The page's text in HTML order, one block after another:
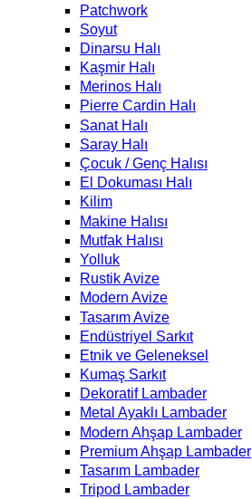
Patchwork
Soyut
Dinarsu Halı
Kaşmir Halı
Merinos Halı
Pierre Cardin Halı
Sanat Halı
Saray Halı
Çocuk / Genç Halısı
El Dokuması Halı
Kilim
Makine Halısı
Mutfak Halısı
Yolluk
Rustik Avize
Modern Avize
Tasarım Avize
Endüstriyel Sarkıt
Etnik ve Geleneksel
Kumaş Sarkıt
Dekoratif Lambader
Metal Ayaklı Lambader
Modern Ahşap Lambader
Premium Ahşap Lambader
Tasarım Lambader
Tripod Lambader